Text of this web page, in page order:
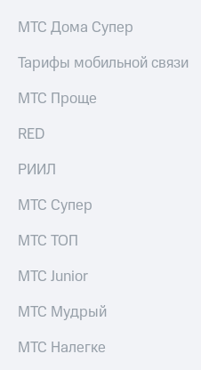
МТС Дома Супер
Тарифы мобильной связи
МТС Проще
RED
РИИЛ
МТС Супер
МТС ТОП
МТС Junior
МТС Мудрый
МТС Налегке